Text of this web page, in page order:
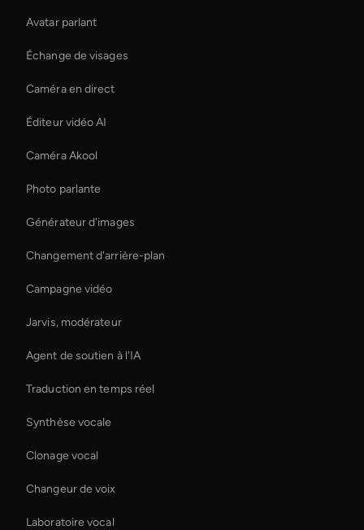
Avatar parlant
Échange de visages
Caméra en direct
Éditeur vidéo AI
Caméra Akool
Photo parlante
Générateur d'images
Changement d'arrière-plan
Campagne vidéo
Jarvis, modérateur
Agent de soutien à l'IA
Traduction en temps réel
Synthèse vocale
Clonage vocal
Changeur de voix
Laboratoire vocal